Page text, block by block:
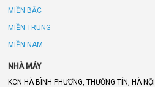
MIỀN BẮC
MIỀN TRUNG
MIỀN NAM
NHÀ MÁY
KCN HÀ BÌNH PHƯƠNG, THƯỜNG TÍN, HÀ NỘI